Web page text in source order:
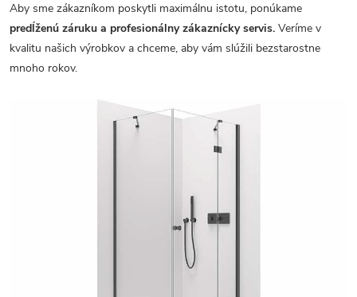
Aby sme zákazníkom poskytli maximálnu istotu, ponúkame
predĺženú záruku a profesionálny zákaznícky servis. Veríme v
kvalitu našich výrobkov a chceme, aby vám slúžili bezstarostne
mnoho rokov.